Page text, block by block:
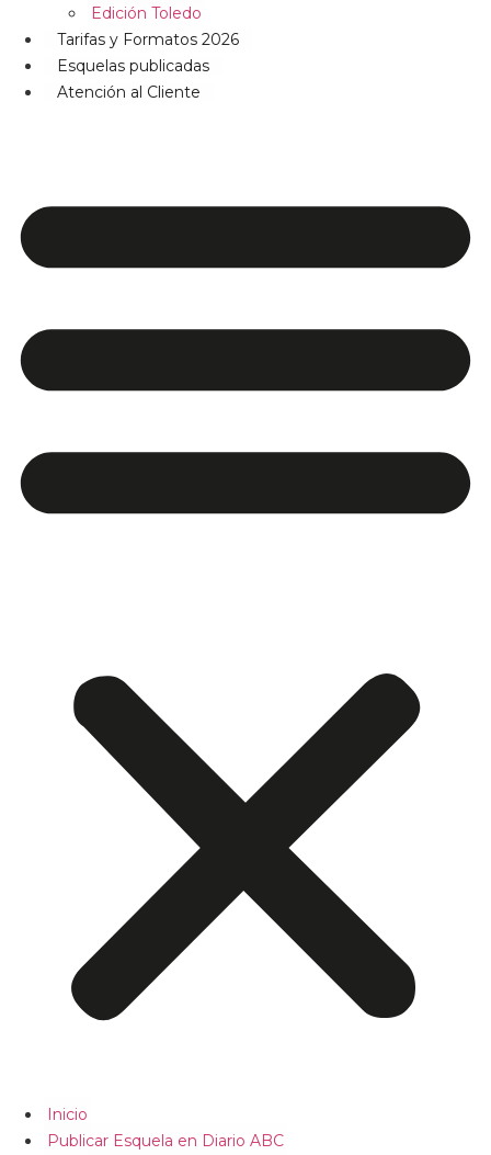
Edición Toledo
Tarifas y Formatos 2026
Esquelas publicadas
Atención al Cliente
Inicio
Publicar Esquela en Diario ABC